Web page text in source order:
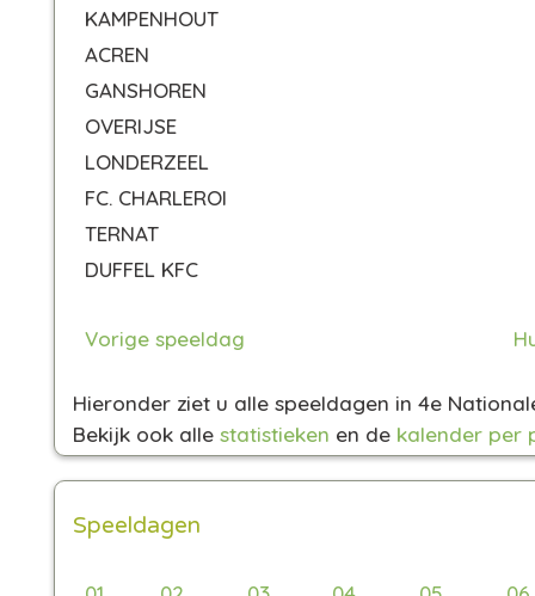
KAMPENHOUT
ACREN
GANSHOREN
OVERIJSE
LONDERZEEL
FC. CHARLEROI
TERNAT
DUFFEL KFC
Vorige speeldag
Hieronder ziet u alle speeldagen in 4e
Bekijk ook alle statistieken en de kalender per
Speeldagen